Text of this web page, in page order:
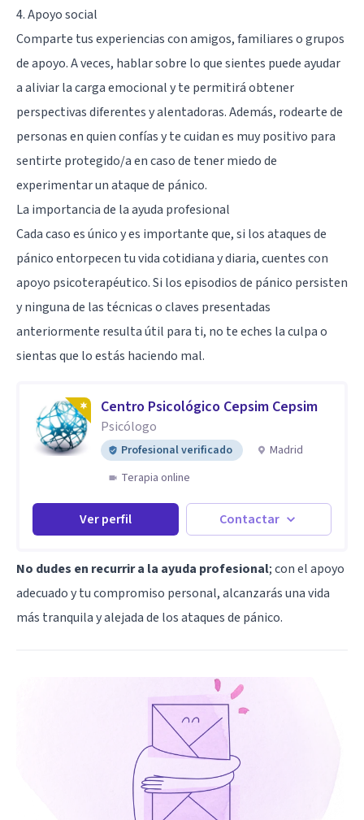
4. Apoyo social
Comparte tus experiencias con amigos, familiares o grupos
de apoyo. A veces, hablar sobre lo que sientes puede ayudar
a aliviar la carga emocional y te permitirá obtener
perspectivas diferentes y alentadoras. Además, rodearte de
personas en quien confías y te cuidan es muy positivo para
sentirte protegido/a en caso de tener miedo de
experimentar un ataque de pánico.
La importancia de la ayuda profesional
Cada caso es único y es importante que, si los ataques de
pánico entorpecen tu vida cotidiana y diaria, cuentes con
apoyo psicoterapéutico. Si los episodios de pánico persisten
y ninguna de las técnicas o claves presentadas
anteriormente resulta útil para ti, no te eches la culpa o
sientas que lo estás haciendo mal.
Centro Psicológico Cepsim Cepsim
Psicólogo
Profesional verificado
Madrid
Terapia online
Ver perfil Contactar
No dudes en recurrir a la ayuda profesional; con el apoyo
adecuado y tu compromiso personal, alcanzarás una vida
más tranquila y alejada de los ataques de pánico.